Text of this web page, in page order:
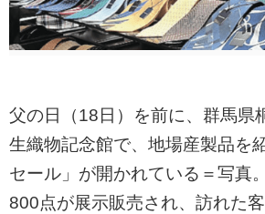
父の日（18日）を前に、群馬県
生織物記念館で、地場産製品を
セール」が開かれている＝写真
800点が展示販売され、訪れた